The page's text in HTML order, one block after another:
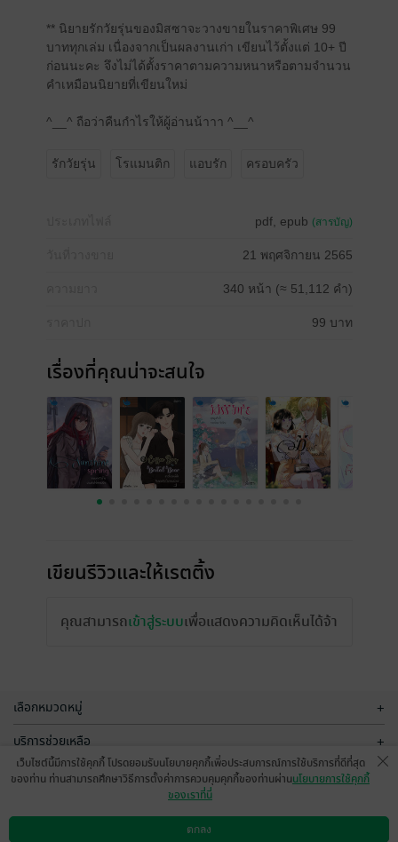
** นิยายรักวัยรุ่นของมิสซาจะวางขายในราคาพิเศษ 99
บาททุกเล่ม เนื่องจากเป็นผลงานเก่า เขียนไว้ตั้งแต่ 10+ ปี
ก่อนนะคะ จึงไม่ได้ตั้งราคาตามความหนาหรือตามจำนวน
คำเหมือนนิยายที่เขียนใหม่
^__^ ถือว่าคืนกำไรให้ผู้อ่านน้าาา ^__^
รักวัยรุ่น โรแมนติก แอบรัก ครอบครัว
pdf, epub (สารบัญ)
21 พฤศจิกายน 2565
340 หน้า (≈ 51,112 คำ)
99 บาท
เรื่องที่คุณน่าจะสนใจ
เขียนรีวิวและให้เรตติ้ง
คุณสามารถเข้าสู่ระบบเพื่อแสดงความคิดเห็นได้จ้า
เลือกหมวดหมู่ +
บริการช่วยเหลือ +
เกี่ยวกับเรา
เว็บไซต์นี้มีการใช้คุกกี้ โปรดยอมรับนโยบายคุกกี้เพื่อประสบการณ์การใช้บริการที่ดีที่สุด
ของท่าน ท่านสามารถศึกษาวิธีการตั้งค่าการควบคุมคุกกี้ของท่านผ่านนโยบายการใช้คุกกี้
ของเราที่นี่
ตกลง